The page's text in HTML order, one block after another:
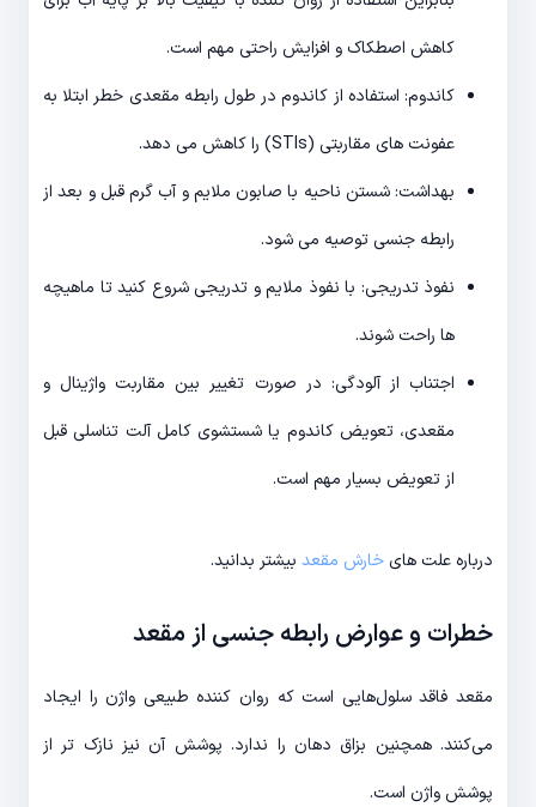
کاهش اصطکاک و افزایش راحتی مهم است.
کاندوم: استفاده از کاندوم در طول رابطه مقعدی خطر ابتلا به
عفونت های مقاربتی (STIs) را کاهش می دهد.
بهداشت: شستن ناحیه با صابون ملایم و آب گرم قبل و بعد از
رابطه جنسی توصیه می شود.
نفوذ تدریجی: با نفوذ ملایم و تدریجی شروع کنید تا ماهیچه
ها راحت شوند.
اجتناب از آلودگی: در صورت تغییر بین مقاربت واژینال و
مقعدی، تعویض کاندوم یا شستشوی کامل آلت تناسلی قبل
از تعویض بسیار مهم است.
درباره علت هایخارش مقعد بیشتر بدانید.
خطرات و عوارض رابطه جنسی از مقعد
مقعد فاقد سلول‌هایی است که روان کننده طبیعی واژن را ایجاد
می‌کنند. همچنین بزاق دهان را ندارد. پوشش آن نیز نازک تر از
پوشش واژن است.